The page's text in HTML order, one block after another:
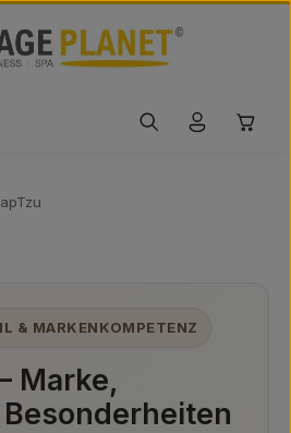
& MARKENKOMPETENZ
Marke,